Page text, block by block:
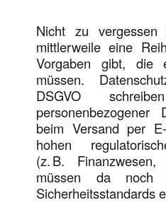
Nicht zu
mittlerweile eine
Vorgaben gibt, die
müssen.
DSGVO
beim Versand per
hohen
(z. B. Finanzwesen,
müssen da noch
Sicherheitsstandards